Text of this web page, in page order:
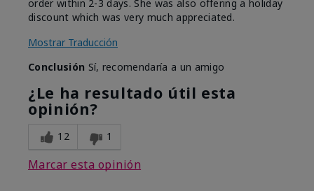
order within 2-3 days. She was also offering a holiday
discount which was very much appreciated.
Mostrar Traducción
Conclusión Sí, recomendaría a un amigo
¿Le ha resultado útil esta
opinión?
12 1
Marcar esta opinión